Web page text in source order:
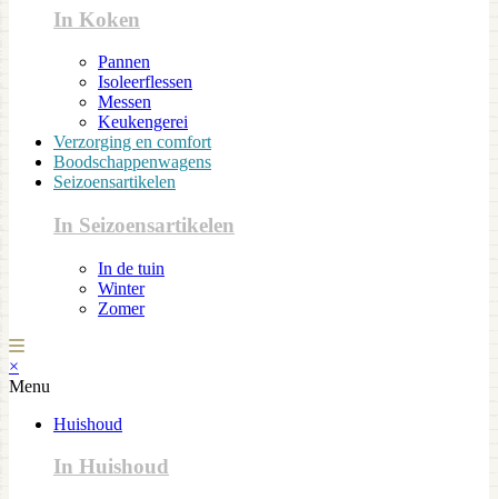
In Koken
Pannen
Isoleerflessen
Messen
Keukengerei
Verzorging en comfort
Boodschappenwagens
Seizoensartikelen
In Seizoensartikelen
In de tuin
Winter
Zomer
×
Menu
Huishoud
In Huishoud